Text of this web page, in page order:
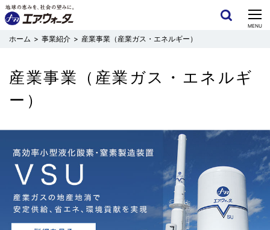
CLOSE
MENU
事業紹介 産業事業（産業ガス・エネルギー）
産業事業（産業ガス・エネルギ
ー）